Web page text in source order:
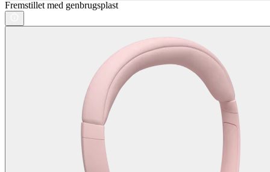
Fremstillet med genbrugsplast